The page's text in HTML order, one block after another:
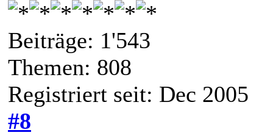
Beiträge: 1'543
Themen: 808
Registriert seit: Dec 2005
#8